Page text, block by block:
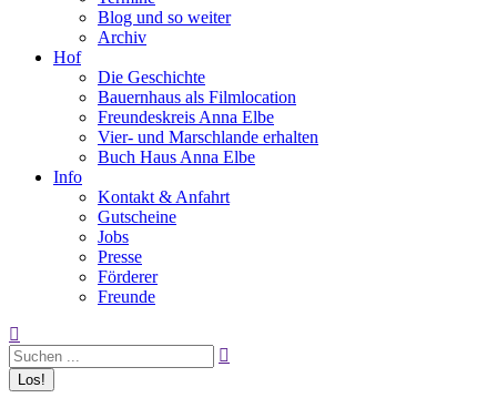
Blog und so weiter
Archiv
Hof
Die Geschichte
Bauernhaus als Filmlocation
Freundeskreis Anna Elbe
Vier- und Marschlande erhalten
Buch Haus Anna Elbe
Info
Kontakt & Anfahrt
Gutscheine
Jobs
Presse
Förderer
Freunde
Search: